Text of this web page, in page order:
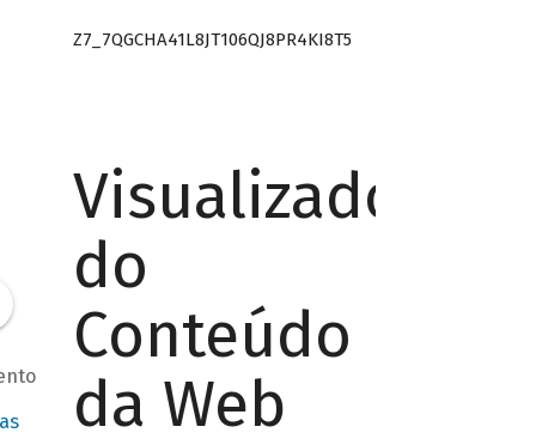
Z7_7QGCHA41L8JT106QJ8PR4KI8T5
Visualizador
do
Conteúdo
da Web